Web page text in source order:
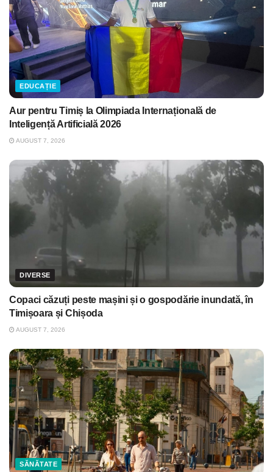
EDUCAȚIE
Aur pentru Timiș la Olimpiada Internațională de
Inteligență Artificială 2026
AUGUST 7, 2026
DIVERSE
Copaci căzuți peste mașini și o gospodărie inundată, în
Timișoara și Chișoda
AUGUST 7, 2026
SĂNĂTATE